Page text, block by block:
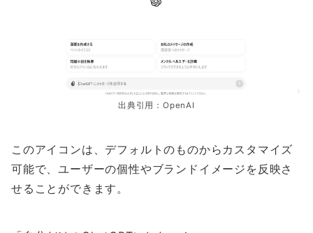
出典引用：OpenAI
このアイコンは、デフォルトのものからカスタマイズ
可能で、ユーザーの個性やブランドイメージを反映さ
せることができます。